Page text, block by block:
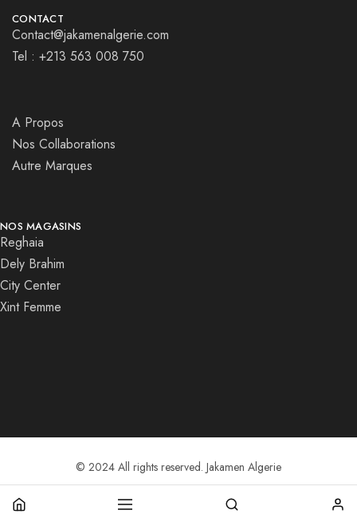
CONTACT
Contact@jakamenalgerie.com
Tel : +213 563 008 750
A Propos
Nos Collaborations
Autre Marques
NOS MAGASINS
Reghaia
Dely Brahim
City Center
Xint Femme
© 2024 All rights reserved. Jakamen Algerie